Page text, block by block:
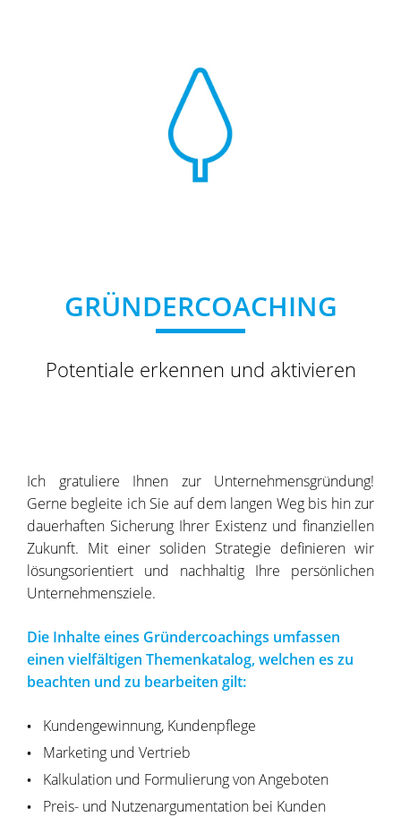
GRÜNDERCOACHING
Potentiale erkennen und aktivieren
Ich gratuliere Ihnen zur Unternehmensgründung!
Gerne begleite ich Sie auf dem langen Weg bis hin zur
dauerhaften Sicherung Ihrer Existenz und finanziellen
Zukunft. Mit einer soliden Strategie definieren wir
lösungsorientiert und nachhaltig Ihre persönlichen
Unternehmensziele.
Die Inhalte eines Gründercoachings umfassen
einen vielfältigen Themenkatalog, welchen es zu
beachten und zu bearbeiten gilt:
Kundengewinnung, Kundenpflege
Marketing und Vertrieb
Kalkulation und Formulierung von Angeboten
Preis- und Nutzenargumentation bei Kunden